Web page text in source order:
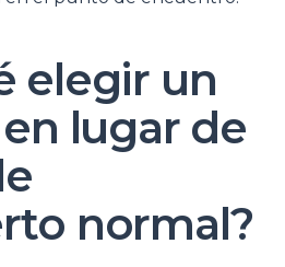
elegir un
lugar de
normal?